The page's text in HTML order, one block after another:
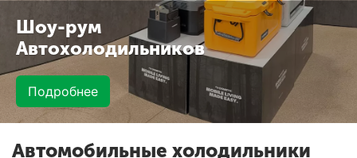
Шоу-рум
Автохолодильников
Подробнее
Автомобильные холодильники